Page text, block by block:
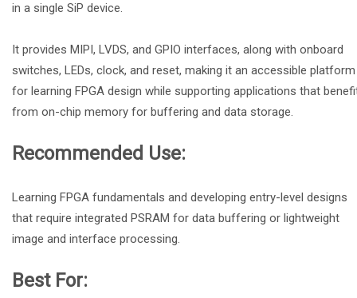
in a single SiP device.
It provides MIPI, LVDS, and GPIO interfaces, along with onboard
switches, LEDs, clock, and reset, making it an accessible platform
for learning FPGA design while supporting applications that
from on-chip memory for buffering and data storage.
Recommended Use:
Learning FPGA fundamentals and developing entry-level designs
that require integrated PSRAM for data buffering or lightweight
image and interface processing.
Best For: